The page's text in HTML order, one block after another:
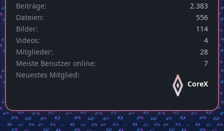
Beiträge
2.383
Dateien
556
Bilder
114
Videos
4
Mitglieder
28
Meiste Benutzer online
7
Neuestes Mitglied
CoreX